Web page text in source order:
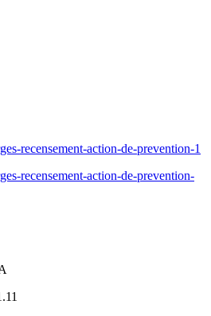
recensement-action-de-prevention-1
recensement-action-de-prevention-